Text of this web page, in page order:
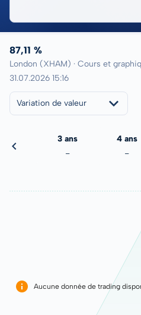
87,11 %
London (XHAM) · Cours et
31.07.2026 15:16
Variation de valeur
3 ans
-
4 ans
-
Aucune donnée de trading